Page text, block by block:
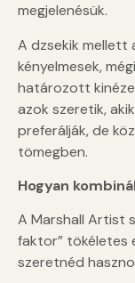
megjelenésük.
A dzsekik mellett
kényelmesek,
határozott
azok szeretik,
preferálják, de
tömegben.
Hogyan
A Marshall Artist
faktor” tökéletes
szeretnéd